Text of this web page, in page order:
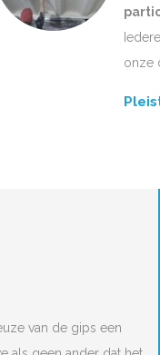
onze
van de gips een